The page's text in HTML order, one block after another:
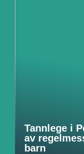
Tannlege i
av
barn